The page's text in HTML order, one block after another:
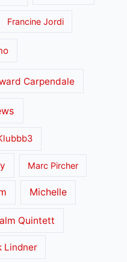
Francine Jordi
Carpendale
Marc Pircher
Michelle
Quintett
Lindner